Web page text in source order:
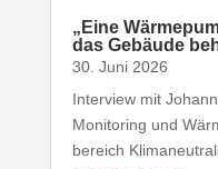
„ Eine
das Gebäude
30. Juni 2026
Interview mit
Moni­toring und
be­reich